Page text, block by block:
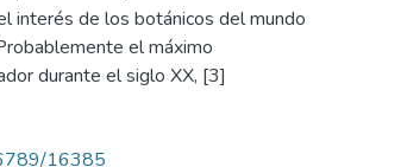
interés de los botánicos del mundo
el máximo
durante el siglo XX, [3]
16385